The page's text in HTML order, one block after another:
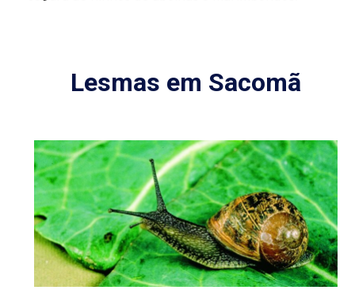
Lesmas em Sacomã